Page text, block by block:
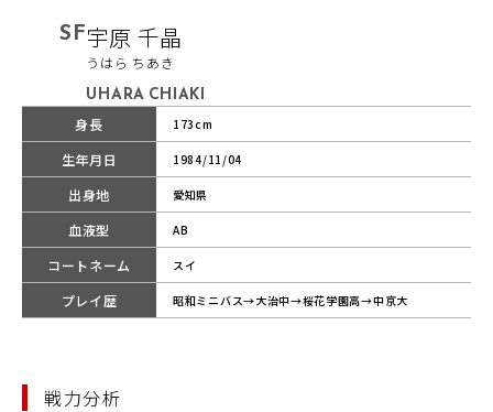
SF宇原 千晶
うはら ちあき
UHARA CHIAKI
身長 173cm
生年月日 1984/11/04
出身地 愛知県
血液型 AB
コートネーム スイ
プレイ歴 昭和ミニバス→大治中→桜花学園高→中京大
戦力分析